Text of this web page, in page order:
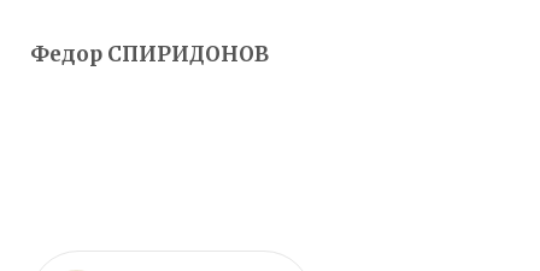
Федор СПИРИДОНОВ